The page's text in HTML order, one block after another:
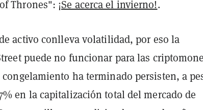
Thrones": ¡Se acerca el invierno!.
activo conlleva volatilidad, por eso la
puede no funcionar para las
ha terminado persisten, a
en la capitalización total del mercado de